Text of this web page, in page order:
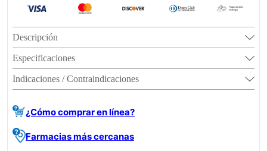
Descripción
Especificaciones
Indicaciones / Contraindicaciones
¿Cómo comprar en línea?
Farmacias más cercanas